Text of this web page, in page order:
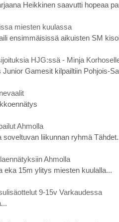
Heikkinen saavutti hopeaa
miesten kuulassa
ensimmäisissä aikuisten SM
HJG:ssä - Minja
Junior Gamesit kilpailtiin Pohjois-
Ahmolla
soveltuvan liikunnan ryhmä
Ahmolla
eka 15m ylitys miesten kuulalla...
9-15v Varkaudessa